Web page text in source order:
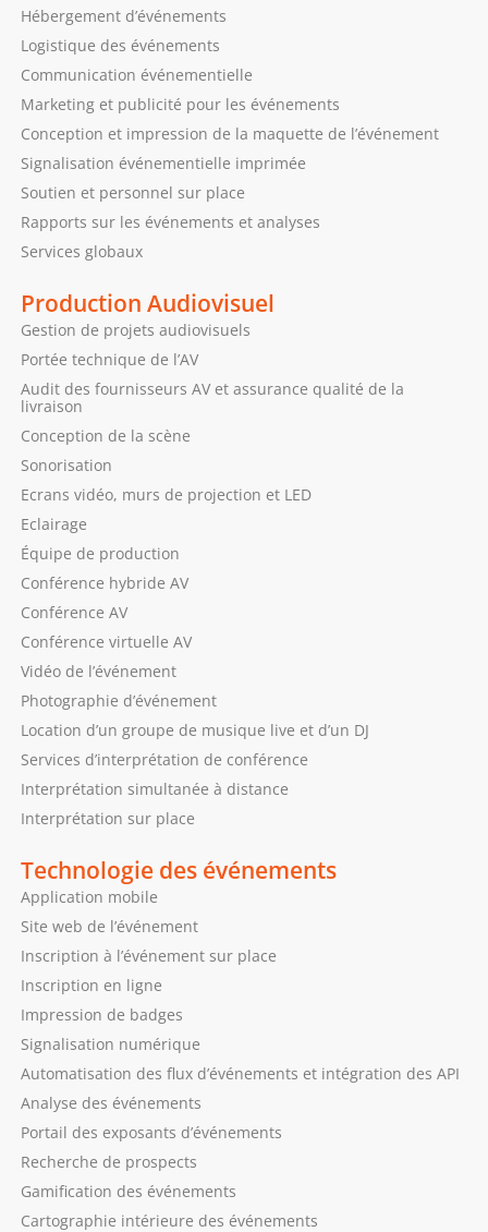
Hébergement d’événements
Logistique des événements
Communication événementielle
Marketing et publicité pour les événements
Conception et impression de la maquette de l’événement
Signalisation événementielle imprimée
Soutien et personnel sur place
Rapports sur les événements et analyses
Services globaux
Production Audiovisuel
Gestion de projets audiovisuels
Portée technique de l’AV
Audit des fournisseurs AV et assurance qualité de la
livraison
Conception de la scène
Sonorisation
Ecrans vidéo, murs de projection et LED
Eclairage
Équipe de production
Conférence hybride AV
Conférence AV
Conférence virtuelle AV
Vidéo de l’événement
Photographie d’événement
Location d’un groupe de musique live et d’un DJ
Services d’interprétation de conférence
Interprétation simultanée à distance
Interprétation sur place
Technologie des événements
Application mobile
Site web de l’événement
Inscription à l’événement sur place
Inscription en ligne
Impression de badges
Signalisation numérique
Automatisation des flux d’événements et intégration des API
Analyse des événements
Portail des exposants d’événements
Recherche de prospects
Gamification des événements
Cartographie intérieure des événements